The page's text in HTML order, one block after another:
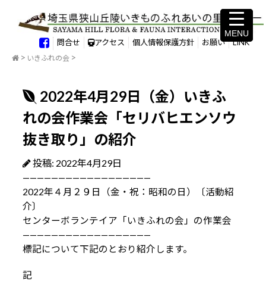
問合せ アクセス 個人情報保護方針 お願い LINK
いきふれの会
2022年4月29日（金）いきふ
れの会作業会「セリバヒエンソウ
抜き取り」の紹介
投稿: 2022年4月29日
——————————————————
2022年４月２９日（金・祝：昭和の日）〔活動紹
介〕
センターボランテイア「いきふれの会」の作業会
——————————————————
標記について下記のとおり紹介します。
記
MENU
MENU